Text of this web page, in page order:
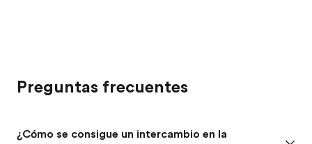
Preguntas frecuentes
¿Cómo se consigue un intercambio en la